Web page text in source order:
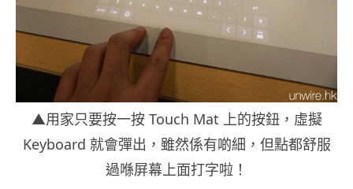
▲用家只要按一按 Touch Mat 上的按鈕，虛擬
Keyboard 就會彈出，雖然係有啲細，但點都舒服
過喺屏幕上面打字啦！